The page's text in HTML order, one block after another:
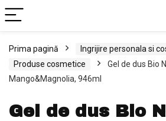
Prima pagină
Ingrijire personala si
Produse cosmetice
Gel de dus Bio
Mango&Magnolia, 946ml
Gel de dus Bio